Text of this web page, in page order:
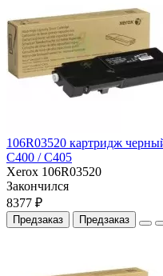
106R03520 картридж
C400 / C405
Xerox 106R03520
Закончился
8377 ₽
Предзаказ Предзаказ